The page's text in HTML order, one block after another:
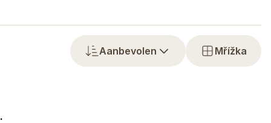
Aanbevolen Mřížka